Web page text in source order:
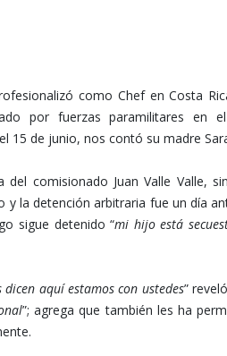
como Chef en Costa
por fuerzas paramilitares en
15 de junio, nos contó su madre
comisionado Juan Valle Valle,
la detención arbitraria fue un día
sigue detenido “mi hijo está
aquí estamos con ustedes”
”; agrega que también les ha